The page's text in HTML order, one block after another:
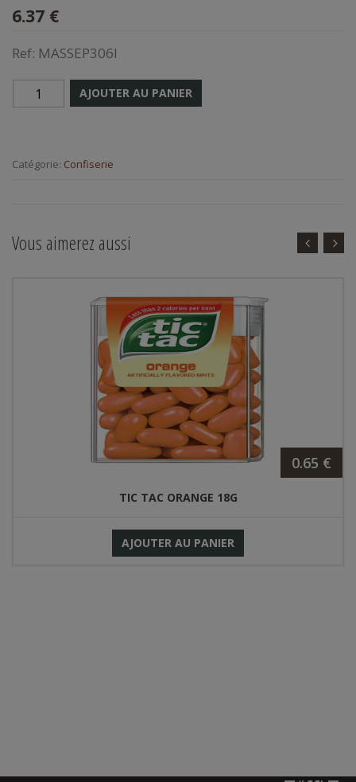
6.37 €
Ref: MASSEP306I
AJOUTER AU PANIER
Catégorie: Confiserie
Vous aimerez aussi
0.65 €
TIC TAC ORANGE 18G
AJOUTER AU PANIER